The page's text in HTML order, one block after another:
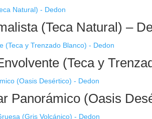
(Teca Natural) –
(Teca y
Panorámico (Oasis